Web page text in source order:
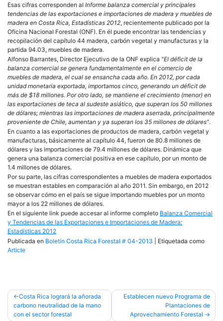
Esas cifras corresponden al Informe balanza comercial y principales
tendencias de las exportaciones e importaciones de madera y muebles de
madera en Costa Rica, Estadísticas 2012, recientemente publicado por la
Oficina Nacional Forestal (ONF). En él puede encontrar las tendencias y
recopilación del capítulo 44 madera, carbón vegetal y manufacturas y la
partida 94.03, muebles de madera.
Alfonso Barrantes, Director Ejecutivo de la ONF explica “El déficit de la
balanza comercial se genera fundamentalmente en el comercio de
muebles de madera, el cual se ensancha cada año. En 2012, por cada
unidad monetaria exportada, importamos cinco, generando un déficit de
más de $18 millones. Por otro lado, se mantiene el crecimiento (menor) en
las exportaciones de teca al sudeste asiático, que superan los 50 millones
de dólares; mientras las importaciones de madera aserrada, principalmente
proveniente de Chile, aumentan y ya superan los 35 millones de dólares”.
En cuanto a las exportaciones de productos de madera, carbón vegetal y
manufacturas, básicamente al capítulo 44, fueron de 80.8 millones de
dólares y las importaciones de 79.4 millones de dólares. Dinámica que
genera una balanza comercial positiva en ese capítulo, por un monto de
1.4 millones de dólares.
Por su parte, las cifras correspondientes a muebles de madera exportados
se muestran estables en comparación al año 2011. Sin embargo, en 2012
se observar cómo en el país se sigue importando muebles por un monto
mayor a los 22 millones de dólares.
En el siguiente link puede accesar al informe completo Balanza Comercial
y Tendencias de las Exportaciones e Importaciones de Madera:
Estadísticas 2012
Publicada en Boletín Costa Rica Forestal # 04-2013
Etiquetada como
Article
Navegación
de
Costa Rica logrará la añorada
carbono neutralidad de la mano
con el sector forestal
Establecen nuevo Programa de
Plantaciones de
Aprovechamiento Forestal